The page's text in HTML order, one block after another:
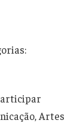
Artes